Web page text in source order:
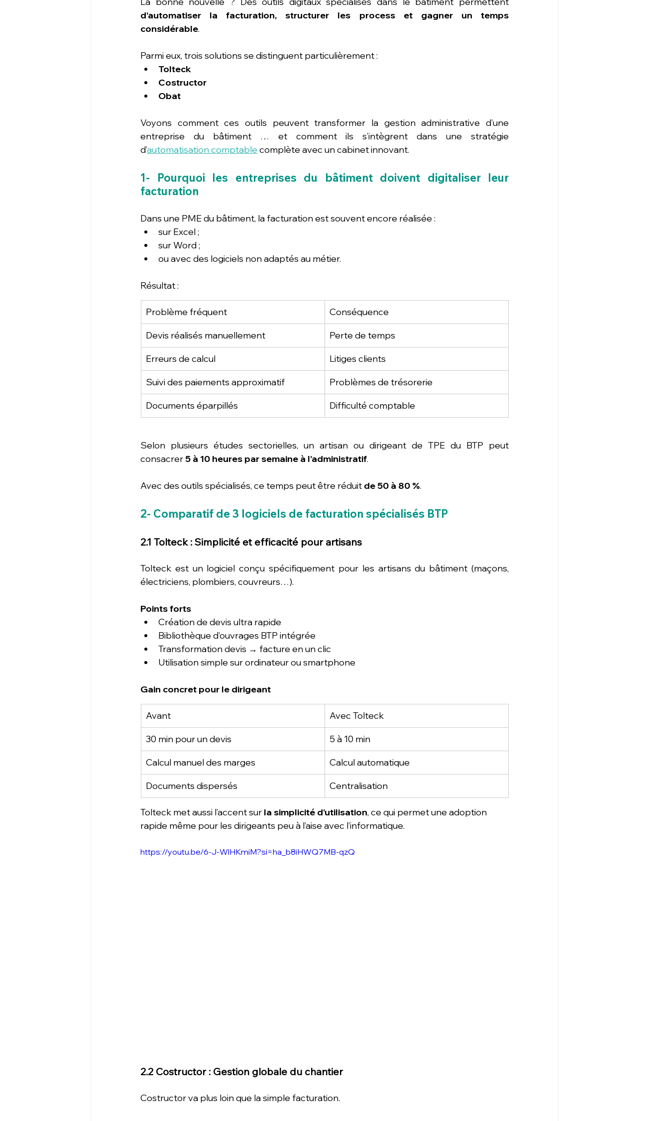
d’automatiser la facturation, structurer les process et gagner un temps
considérable.
Parmi eux, trois solutions se distinguent particulièrement :
Tolteck
Costructor
Obat
Voyons comment ces outils peuvent transformer la gestion administrative d’une
entreprise du bâtiment … et comment ils s’intègrent dans une stratégie
d’automatisation comptable complète avec un cabinet innovant.
1- Pourquoi les entreprises du bâtiment doivent digitaliser leur
facturation
Dans une PME du bâtiment, la facturation est souvent encore réalisée :
sur Excel ;
sur Word ;
ou avec des logiciels non adaptés au métier.
Résultat :
Problème fréquent Conséquence
Devis réalisés manuellement Perte de temps
Erreurs de calcul Litiges clients
Suivi des paiements approximatif Problèmes de trésorerie
Documents éparpillés Difficulté comptable
Selon plusieurs études sectorielles, un artisan ou dirigeant de TPE du BTP peut
consacrer 5 à 10 heures par semaine à l’administratif.
Avec des outils spécialisés, ce temps peut être réduit de 50 à 80 %.
2- Comparatif de 3 logiciels de facturation spécialisés BTP
2.1 Tolteck : Simplicité et efficacité pour artisans
Tolteck est un logiciel conçu spécifiquement pour les artisans du bâtiment (maçons,
électriciens, plombiers, couvreurs…).
Points forts
Création de devis ultra rapide
Bibliothèque d’ouvrages BTP intégrée
Transformation devis → facture en un clic
Utilisation simple sur ordinateur ou smartphone
Gain concret pour le dirigeant
Avant Avec Tolteck
30 min pour un devis 5 à 10 min
Calcul manuel des marges Calcul automatique
Documents dispersés Centralisation
Tolteck met aussi l’accent sur la simplicité d’utilisation, ce qui permet une adoption
rapide même pour les dirigeants peu à l’aise avec l’informatique.
https://youtu.be/6-J-WlHKmiM?si=ha_b8iHWQ7MB-qzQ
2.2 Costructor : Gestion globale du chantier
Costructor va plus loin que la simple facturation.